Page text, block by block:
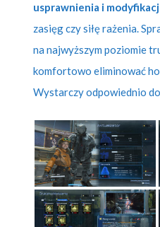
usprawnienia i
zasięg czy siłę rażenia.
na najwyższym poziomie
komfortowo eliminować
Wystarczy odpowiednio